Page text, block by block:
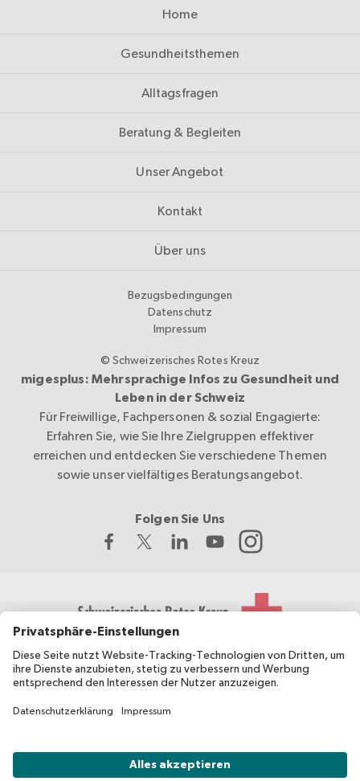
Home
Gesundheitsthemen
Alltagsfragen
Beratung & Begleiten
Unser Angebot
Kontakt
Über uns
Bezugsbedingungen
Datenschutz
Impressum
© Schweizerisches Rotes Kreuz
migesplus: Mehrsprachige Infos zu Gesundheit und
Leben in der Schweiz
Für Freiwillige, Fachpersonen & sozial Engagierte:
Erfahren Sie, wie Sie Ihre Zielgruppen effektiver
erreichen und entdecken Sie verschiedene Themen
sowie unser vielfältiges Beratungsangebot.
Folgen Sie Uns
Das Schweizerische Rote Kreuz entwickelt und koordiniert
migesplus und wird vom Bundesamt für Gesundheit BAG